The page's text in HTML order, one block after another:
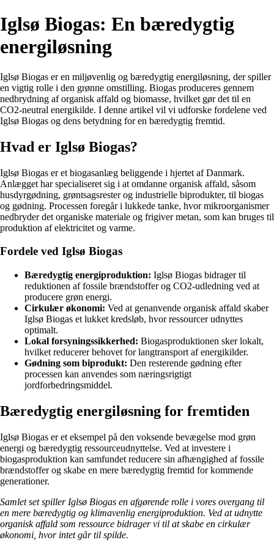
Iglsø Biogas: En bæredygtig
energiløsning
Iglsø Biogas er en miljøvenlig og bæredygtig energiløsning, der spiller
en vigtig rolle i den grønne omstilling. Biogas produceres gennem
nedbrydning af organisk affald og biomasse, hvilket gør det til en
CO2-neutral energikilde. I denne artikel vil vi udforske fordelene ved
Iglsø Biogas og dens betydning for en bæredygtig fremtid.
Hvad er Iglsø Biogas?
Iglsø Biogas er et biogasanlæg beliggende i hjertet af Danmark.
Anlægget har specialiseret sig i at omdanne organisk affald, såsom
husdyrgødning, grøntsagsrester og industrielle biprodukter, til biogas
og gødning. Processen foregår i lukkede tanke, hvor mikroorganismer
nedbryder det organiske materiale og frigiver metan, som kan bruges til
produktion af elektricitet og varme.
Fordele ved Iglsø Biogas
Bæredygtig energiproduktion: Iglsø Biogas bidrager til
reduktionen af fossile brændstoffer og CO2-udledning ved at
producere grøn energi.
Cirkulær økonomi: Ved at genanvende organisk affald skaber
Iglsø Biogas et lukket kredsløb, hvor ressourcer udnyttes
optimalt.
Lokal forsyningssikkerhed: Biogasproduktionen sker lokalt,
hvilket reducerer behovet for langtransport af energikilder.
Gødning som biprodukt: Den resterende gødning efter
processen kan anvendes som næringsrigtigt
jordforbedringsmiddel.
Bæredygtig energiløsning for fremtiden
Iglsø Biogas er et eksempel på den voksende bevægelse mod grøn
energi og bæredygtig ressourceudnyttelse. Ved at investere i
biogasproduktion kan samfundet reducere sin afhængighed af fossile
brændstoffer og skabe en mere bæredygtig fremtid for kommende
generationer.
Samlet set spiller Iglsø Biogas en afgørende rolle i vores overgang til
en mere bæredygtig og klimavenlig energiproduktion. Ved at udnytte
organisk affald som ressource bidrager vi til at skabe en cirkulær
økonomi, hvor intet går til spilde.